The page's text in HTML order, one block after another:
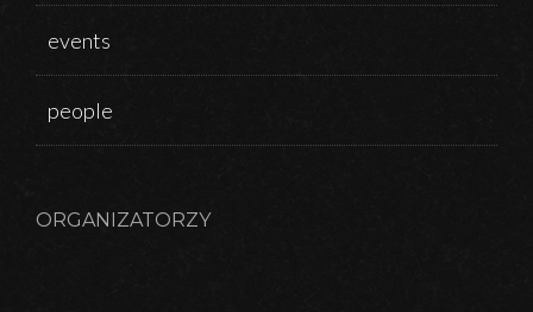
events
people
ORGANIZATORZY